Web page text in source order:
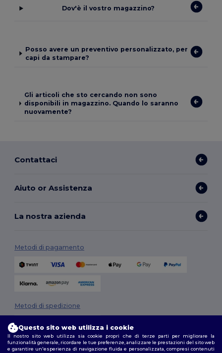
Dov'è il vostro magazzino?
Posso avere un preventivo personalizzato, per
capi da stampare?
Gli articoli che sto cercando non sono
disponibili in magazzino. Quando lo saranno
nuovamente?
Contattaci
Aiuto or Assistenza
La nostra azienda
Metodi di pagamento
Metodi di spedizione
Questo sito web utilizza i cookie
Il nostro sito web utilizza sia cookie propri che di terze parti per migliorare la
funzionalità generale, ricordare le tue preferenze, analizzare le prestazioni del sito web
e garantire un'esperienza di navigazione fluida e personalizzata, compresi contenuti